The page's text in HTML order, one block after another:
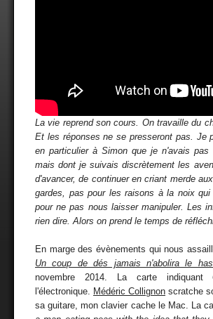
La vie reprend son cours. On travaille du
Et les réponses ne se presseront pas. Je
en particulier à Simon que je n'avais
mais dont je suivais discrètement les
d'avancer, de continuer en criant merde
gardes, pas pour les raisons à la noix
pour ne pas nous laisser manipuler. Les
rien dire. Alors on prend le temps de
En marge des évènements qui nous
Un coup de dés jamais n'abolira le
novembre 2014. La carte indiquant
l'électronique.
Médéric Collignon scratche
sa guitare, mon clavier cache le Mac. La